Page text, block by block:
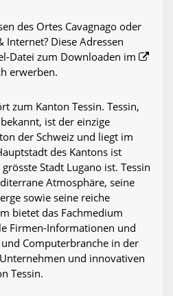
des Ortes Cavagnago oder
Diese Adressen
Datei zum Downloaden im
erwerben.
zum Kanton Tessin. Tessin,
ist der einzige
der Schweiz und liegt im
des Kantons ist
Stadt Lugano ist. Tessin
Atmosphäre, seine
sowie seine reiche
bietet das Fachmedium
Firmen-Informationen und
Computerbranche in der
und innovativen
Tessin.